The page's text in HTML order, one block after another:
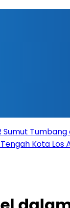
Sumut Tumbang
Kota Los